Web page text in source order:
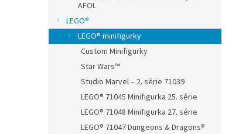
AFOL
LEGO®
LEGO® minifigurky
Custom Minifigurky
Star Wars™
Studio Marvel – 2. série 71039
LEGO® 71045 Minifigurka 25. série
LEGO® 71048 Minifigurka 27. série
LEGO® 71047 Dungeons & Dragons®